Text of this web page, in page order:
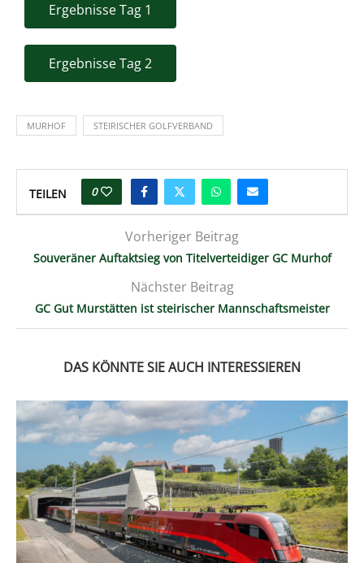
Ergebnisse Tag 1
Ergebnisse Tag 2
MURHOF STEIRISCHER GOLFVERBAND
TEILEN 0
Vorheriger Beitrag
Souveräner Auftaktsieg von Titelverteidiger GC Murhof
Nächster Beitrag
GC Gut Murstätten ist steirischer Mannschaftsmeister
DAS KÖNNTE SIE AUCH INTERESSIEREN